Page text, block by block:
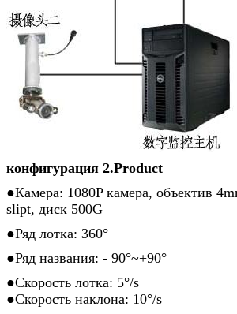
конфигурация 2.Product
●Камера: 1080P камера, объектив
slipt, диск 500G
●Ряд лотка: 360°
●Ряд названия: - 90°~+90°
●Скорость лотка: 5°/s
●Скорость наклона: 10°/s